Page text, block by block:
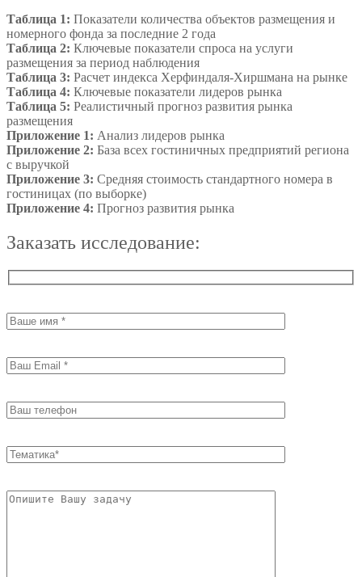
Таблица 1: Показатели количества объектов размещения и
номерного фонда за последние 2 года
Таблица 2: Ключевые показатели спроса на услуги
размещения за период наблюдения
Таблица 3: Расчет индекса Херфиндаля-Хиршмана на рынке
Таблица 4: Ключевые показатели лидеров рынка
Таблица 5: Реалистичный прогноз развития рынка
размещения
Приложение 1: Анализ лидеров рынка
Приложение 2: База всех гостиничных предприятий региона
с выручкой
Приложение 3: Средняя стоимость стандартного номера в
гостиницах (по выборке)
Приложение 4: Прогноз развития рынка
Заказать исследование: